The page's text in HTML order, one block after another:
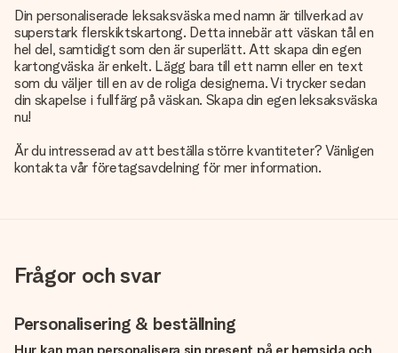
Din personaliserade leksaksväska med namn är tillverkad av
superstark flerskiktskartong. Detta innebär att väskan tål en
hel del, samtidigt som den är superlätt. Att skapa din egen
kartongväska är enkelt. Lägg bara till ett namn eller en text
som du väljer till en av de roliga designerna. Vi trycker sedan
din skapelse i fullfärg på väskan. Skapa din egen leksaksväska
nu!
Är du intresserad av att beställa större kvantiteter? Vänligen
kontakta vår företagsavdelning för mer information.
Frågor och svar
Personalisering & beställning